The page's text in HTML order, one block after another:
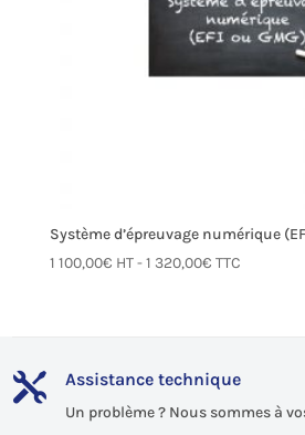
Système d’épreuvage numérique
1 100,00€ HT -1 320,00€ TTC
 Assistance technique
Un problème ? Nous sommes à